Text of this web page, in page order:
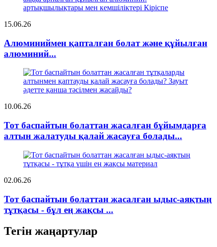
15.06.26
Алюминиймен қапталған болат және құйылған
алюминий...
10.06.26
Тот баспайтын болаттан жасалған бұйымдарға
алтын жалатуды қалай жасауға болады...
02.06.26
Тот баспайтын болаттан жасалған ыдыс-аяқтың
тұтқасы - бұл ең жақсы ...
Тегін жаңартулар